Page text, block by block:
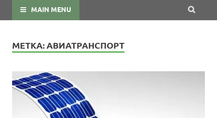
MAIN MENU
МЕТКА:АВИАТРАНСПОРТ